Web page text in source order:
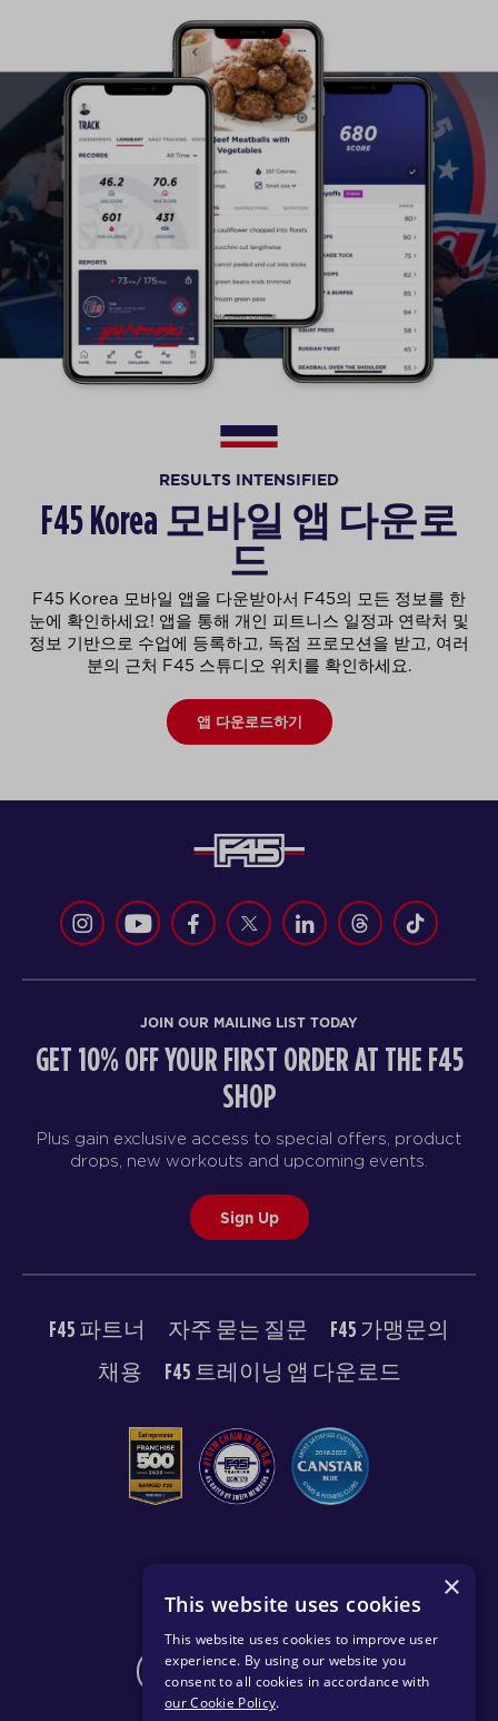
RESULTS INTENSIFIED
F45 Korea 모바일 앱 다운로
드
F45 Korea 모바일 앱을 다운받아서 F45의 모든 정보를 한
눈에 확인하세요! 앱을 통해 개인 피트니스 일정과 연락처 및
정보 기반으로 수업에 등록하고, 독점 프로모션을 받고, 여러
분의 근처 F45 스튜디오 위치를 확인하세요.
앱 다운로드하기
JOIN OUR MAILING LIST TODAY
GET 10% OFF YOUR FIRST ORDER AT THE F45
SHOP
Plus gain exclusive access to special offers, product
drops, new workouts and upcoming events.
Sign Up
F45 파트너 자주 묻는 질문
F45 가맹문의
채용
F45 트레이닝 앱 다운로드
© 2026 F45 TRAINING
이용약관 개인 정보 보호 정책
CHANGE REGION
×
This website uses cookies
This website uses cookies to improve user
experience. By using our website you
consent to all cookies in accordance with
our Cookie Policy.